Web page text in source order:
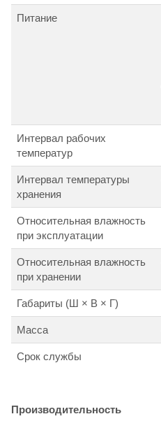
Питание
Интервал рабочих
температур
Интервал температуры
хранения
Относительная влажность
при эксплуатации
Относительная влажность
при хранении
Габариты (Ш × В × Г)
Масса
Cрок службы
Производительность